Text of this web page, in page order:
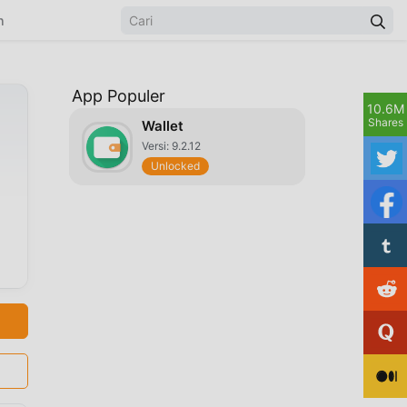
App Populer
Wallet
Versi: 9.2.12
Unlocked
10.6M
Shares